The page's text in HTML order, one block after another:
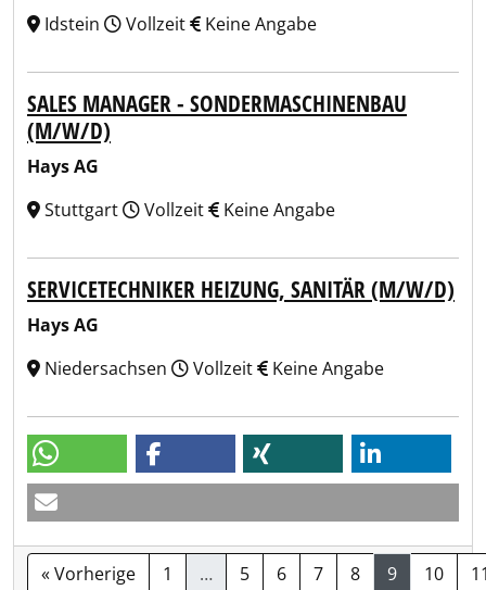
Idstein
Vollzeit Keine Angabe
SALES MANAGER - SONDERMASCHINENBAU
(M/W/D)
Hays AG
Stuttgart
Vollzeit Keine Angabe
SERVICETECHNIKER HEIZUNG, SANITÄR (M/W/D)
Hays AG
Niedersachsen
Vollzeit Keine Angabe
« Vorherige 1 … 5 6 7 8 9 10